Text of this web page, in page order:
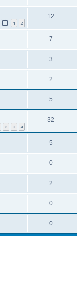
1 2
12
7
3
2
5
2 3 4
32
5
0
2
0
0